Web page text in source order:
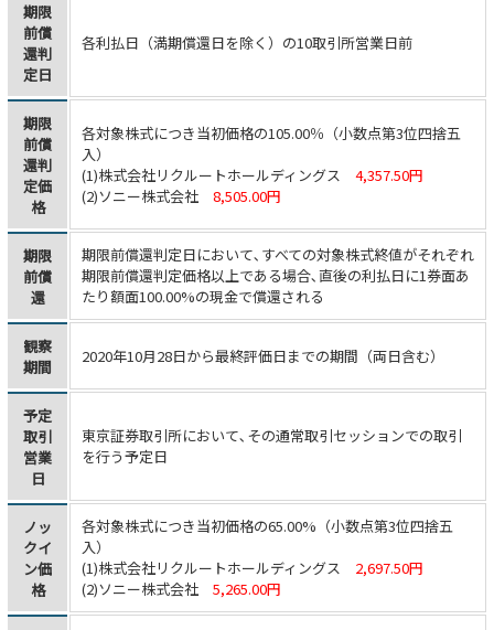
期限
前償
還判
定日
各利払日（満期償還日を除く）の10取引所営業日前
期限
前償
還判
定価
格
各対象株式につき当初価格の105.00％（小数点第3位四捨五
入）
(1)株式会社リクルートホールディングス 4,357.50円
(2)ソニー株式会社 8,505.00円
期限
前償
還
期限前償還判定日において､すべての対象株式終値がそれぞれ
期限前償還判定価格以上である場合､直後の利払日に1券面あ
たり額面100.00%の現金で償還される
観察
期間
2020年10月28日から最終評価日までの期間（両日含む）
予定
取引
営業
日
東京証券取引所において､その通常取引セッションでの取引
を行う予定日
ノッ
クイ
ン価
格
各対象株式につき当初価格の65.00%（小数点第3位四捨五
入）
(1)株式会社リクルートホールディングス 2,697.50円
(2)ソニー株式会社 5,265.00円